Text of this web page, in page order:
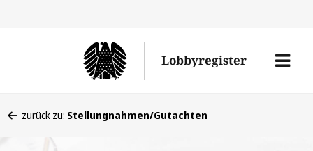
Lobbyregister
Menü
befinden
zurück zu: Stellungnahmen/Gutachten